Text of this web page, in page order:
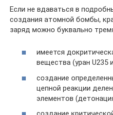
Если не вдаваться в
создания атомной бомбы,
заряд можно буквально
имеется
вещества (уран U235
создание
цепной реакции
элементов